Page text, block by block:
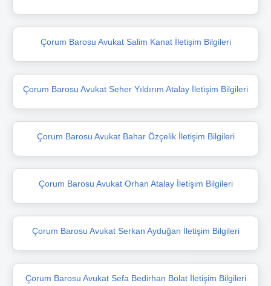
Çorum Barosu Avukat Salim Kanat İletişim Bilgileri
Çorum Barosu Avukat Seher Yıldırım Atalay İletişim Bilgileri
Çorum Barosu Avukat Bahar Özçelik İletişim Bilgileri
Çorum Barosu Avukat Orhan Atalay İletişim Bilgileri
Çorum Barosu Avukat Serkan Ayduğan İletişim Bilgileri
Çorum Barosu Avukat Sefa Bedirhan Bolat İletişim Bilgileri